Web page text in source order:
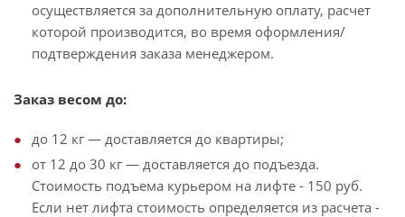
осуществляется за дополнительную оплату, расчет
которой производится, во время оформления/
подтверждения заказа менеджером.
Заказ весом до:
до 12 кг — доставляется до квартиры;
от 12 до 30 кг — доставляется до подъезда.
Стоимость подъема курьером на лифте - 150 руб.
Если нет лифта стоимость определяется из расчета -